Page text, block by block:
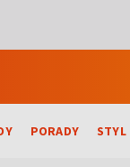
PORADY STYL